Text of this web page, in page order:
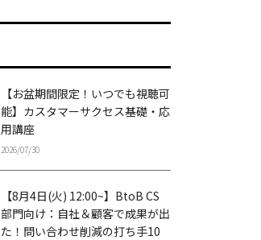
【お盆期間限定！いつでも視聴可
能】カスタマーサクセス基礎・応
用講座
2026/07/30
【8月4日(火) 12:00~】BtoB CS
部門向け：自社＆顧客で成果が出
た！問い合わせ削減の打ち手10